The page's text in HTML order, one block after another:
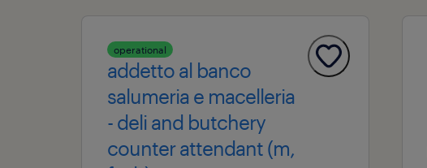
operational
addetto al banco
salumeria e macelleria
- deli and butchery
counter attendant (m,